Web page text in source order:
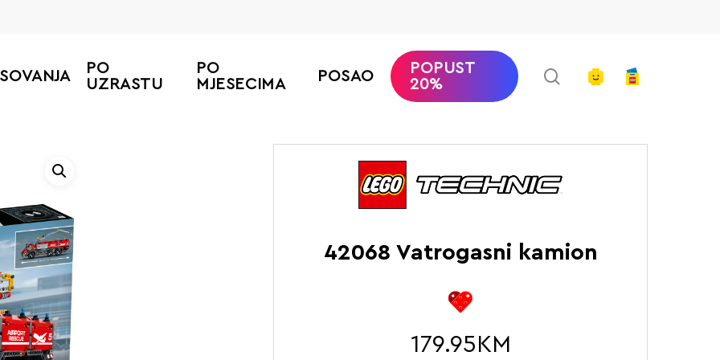
PO
UZRASTU
PO
MJESECIMA
POSAO
POPUST
20%
searchaccount
42068 Vatrogasni kamion
179.95 KM